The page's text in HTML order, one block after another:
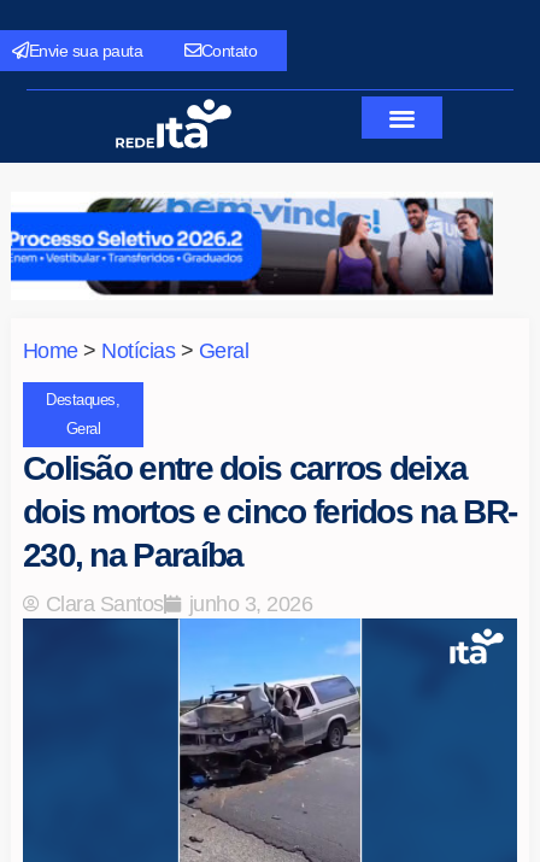
Envie sua pauta Contato
Home> Notícias> Geral
Destaques
Geral
Colisão entre dois carros deixa
dois mortos e cinco feridos na BR-
230, na Paraíba
Clara Santos junho 3, 2026